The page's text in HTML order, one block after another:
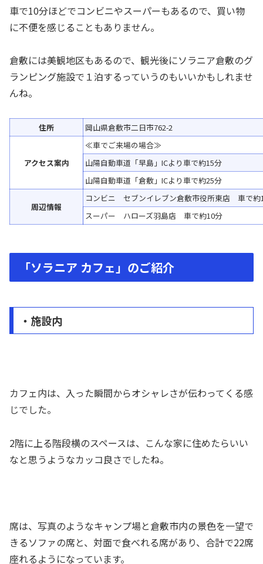
車で10分ほどでコンビニやスーパーもあるので、買い物
に不便を感じることもありません。
倉敷には美観地区もあるので、観光後にソラニア倉敷のグ
ランピング施設で１泊するっていうのもいいかもしれませ
んね。
住所 岡山県倉敷市二日市762-2
アクセス案内
≪車でご来場の場合≫
山陽自動車道「早島」ICより車で約15分
山陽自動車道「倉敷」ICより車で約25分
周辺情報
コンビニ セブンイレブン倉敷市役所東店 車で約
スーパー ハローズ羽島店 車で約10分
「ソラニア カフェ」のご紹介
・施設内
カフェ内は、入った瞬間からオシャレさが伝わってくる感
じでした。
2階に上る階段横のスペースは、こんな家に住めたらいい
なと思うようなカッコ良さでしたね。
席は、写真のようなキャンプ場と倉敷市内の景色を一望で
きるソファの席と、対面で食べれる席があり、合計で22席
座れるようになっています。